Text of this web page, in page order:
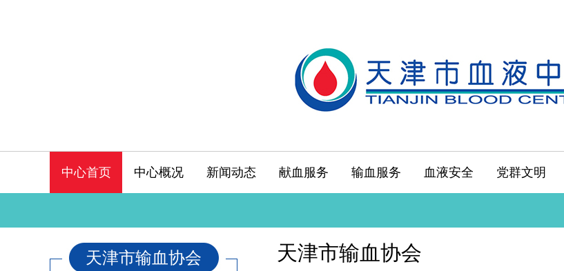
中心首页 中心概况 新闻动态 献血服务 输血服务 血液安全 党群文明
天津市输血协会 天津市输血协会